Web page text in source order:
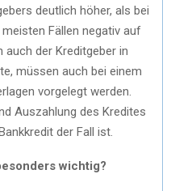
deutlich höher, als bei
Fällen negativ auf
der Kreditgeber in
müssen auch bei einem
vorgelegt werden.
Auszahlung des Kredites
der Fall ist.
wichtig?